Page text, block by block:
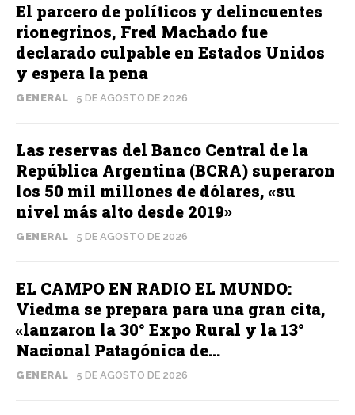
El parcero de políticos y delincuentes
rionegrinos, Fred Machado fue
declarado culpable en Estados Unidos
y espera la pena
GENERAL 5 DE AGOSTO DE 2026
Las reservas del Banco Central de la
República Argentina (BCRA) superaron
los 50 mil millones de dólares, «su
nivel más alto desde 2019»
GENERAL 5 DE AGOSTO DE 2026
EL CAMPO EN RADIO EL MUNDO:
Viedma se prepara para una gran cita,
«lanzaron la 30° Expo Rural y la 13°
Nacional Patagónica de...
GENERAL 5 DE AGOSTO DE 2026